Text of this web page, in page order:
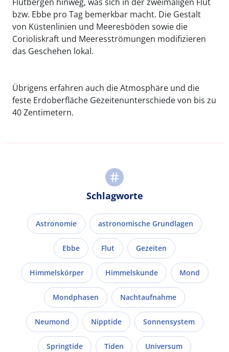
bzw. Ebbe pro Tag bemerkbar macht. Die Gestalt
von Küstenlinien und Meeresböden sowie die
Corioliskraft und Meeresströmungen modifizieren
das Geschehen lokal.
Übrigens erfahren auch die Atmosphäre und die
feste Erdoberfläche Gezeitenunterschiede von bis zu
40 Zentimetern.
Schlagworte
Astronomie astronomische Grundlagen
Ebbe Flut Gezeiten
Himmelskörper Himmelskunde Mond
Mondphasen Nachtaufnahme
Neumond Nipptide Sonnensystem
Springtide Tiden Universum